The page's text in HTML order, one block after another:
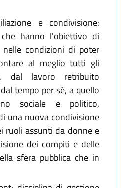
e condivisione:
hanno l'obiettivo di
condizioni di poter
al meglio tutti gli
dal lavoro retribuito
tempo per sé, a quello
sociale e politico,
una nuova condivisione
ruoli assunti da donne e
dei compiti e delle
sfera pubblica che in